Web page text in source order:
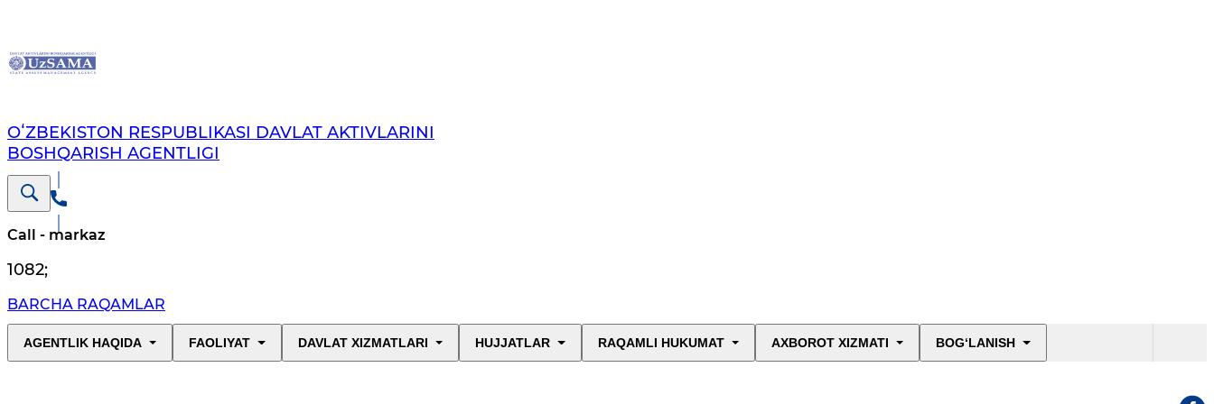
OʻZBEKISTON RESPUBLIKASI DAVLAT AKTIVLARINI
BOSHQARISH AGENTLIGI
Call - markaz
1082;
BARCHA RAQAMLAR
AGENTLIK HAQIDA FAOLIYAT DAVLAT XIZMATLARI HUJJATLAR RAQAMLI HUKUMAT AXBOROT XIZMATI BOG‘LANISH